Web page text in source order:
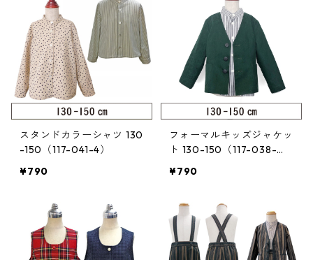
スタンドカラーシャツ 130
-150（117-041-4）
¥790
フォーマルキッズジャケッ
ト 130-150（117-038-
¥790